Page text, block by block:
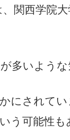
関西学院
多いような
にされて
う可能性も